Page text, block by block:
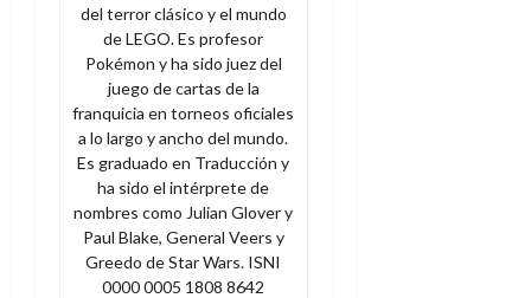
del terror clásico y el mundo
de LEGO. Es profesor
Pokémon y ha sido juez del
juego de cartas de la
franquicia en torneos oficiales
a lo largo y ancho del mundo.
Es graduado en Traducción y
ha sido el intérprete de
nombres como Julian Glover y
Paul Blake, General Veers y
Greedo de Star Wars. ISNI
0000 0005 1808 8642